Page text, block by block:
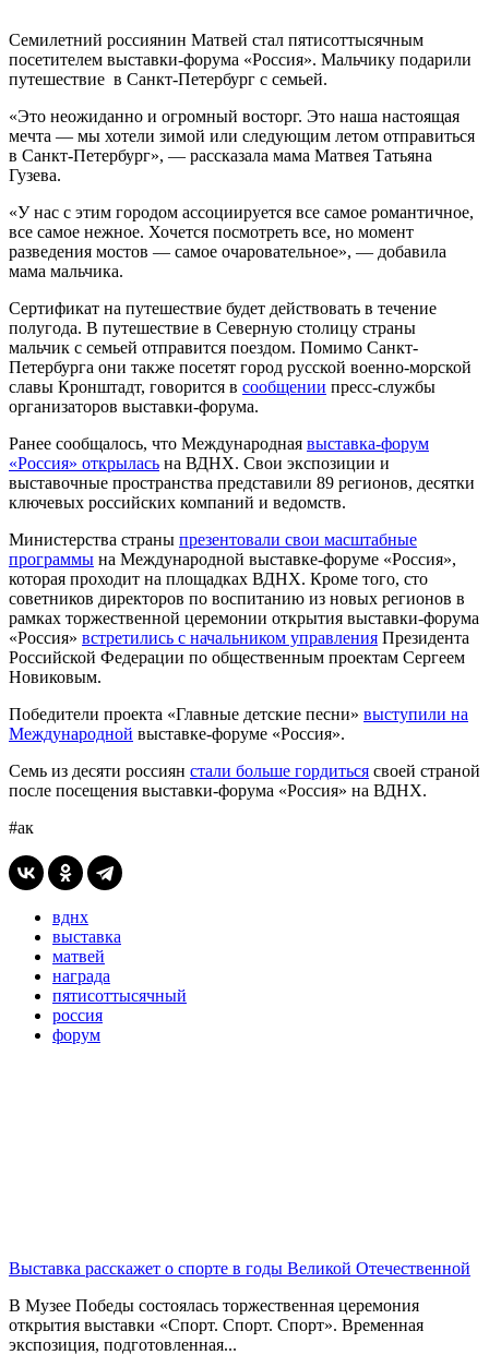
Семилетний россиянин Матвей стал пятисоттысячным
посетителем выставки-форума «Россия». Мальчику подарили
путешествие в Санкт-Петербург с семьей.
«Это неожиданно и огромный восторг. Это наша настоящая
мечта — мы хотели зимой или следующим летом отправиться
в Санкт-Петербург», — рассказала мама Матвея Татьяна
Гузева.
«У нас с этим городом ассоциируется все самое романтичное,
все самое нежное. Хочется посмотреть все, но момент
разведения мостов — самое очаровательное», — добавила
мама мальчика.
Сертификат на путешествие будет действовать в течение
полугода. В путешествие в Северную столицу страны
мальчик с семьей отправится поездом. Помимо Санкт-
Петербурга они также посетят город русской военно-морской
славы Кронштадт, говорится в сообщении пресс-службы
организаторов выставки-форума.
Ранее сообщалось, что Международная выставка-форум
«Россия» открылась на ВДНХ. Свои экспозиции и
выставочные пространства представили 89 регионов, десятки
ключевых российских компаний и ведомств.
Министерства страны презентовали свои масштабные
программы на Международной выставке-форуме «Россия»,
которая проходит на площадках ВДНХ. Кроме того, сто
советников директоров по воспитанию из новых регионов в
рамках торжественной церемонии открытия выставки-форума
«Россия» встретились с начальником управления Президента
Российской Федерации по общественным проектам Сергеем
Новиковым.
Победители проекта «Главные детские песни» выступили на
Международной выставке-форуме «Россия».
Семь из десяти россиян стали больше гордиться своей страной
после посещения выставки-форума «Россия» на ВДНХ.
#ак
вднх
выставка
матвей
награда
пятисоттысячный
россия
форум
Выставка расскажет о спорте в годы Великой Отечественной
В Музее Победы состоялась торжественная церемония
открытия выставки «Спорт. Спорт. Спорт». Временная
экспозиция, подготовленная...